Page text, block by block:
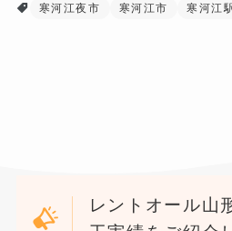
寒河江夜市
寒河江市 寒河江
レントオール山